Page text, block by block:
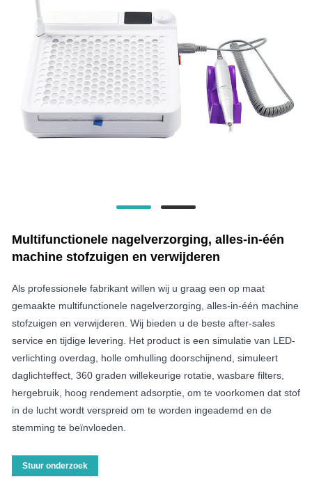
Multifunctionele nagelverzorging, alles-in-één
machine stofzuigen en verwijderen
Als professionele fabrikant willen wij u graag een op maat
gemaakte multifunctionele nagelverzorging, alles-in-één machine
stofzuigen en verwijderen. Wij bieden u de beste after-sales
service en tijdige levering. Het product is een simulatie van LED-
verlichting overdag, holle omhulling doorschijnend, simuleert
daglichteffect, 360 graden willekeurige rotatie, wasbare filters,
hergebruik, hoog rendement adsorptie, om te voorkomen dat stof
in de lucht wordt verspreid om te worden ingeademd en de
stemming te beïnvloeden.
Stuur onderzoek